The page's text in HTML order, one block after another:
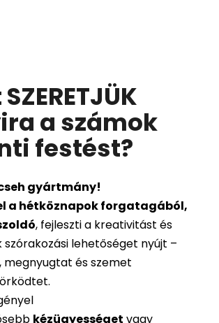
a számok
festést?
gyártmány!
a hétköznapok forgatagából,
, fejleszti a kreativitást és
szórakozási lehetőséget nyújt –
megnyugtat és szemet
kézügyességet vagy